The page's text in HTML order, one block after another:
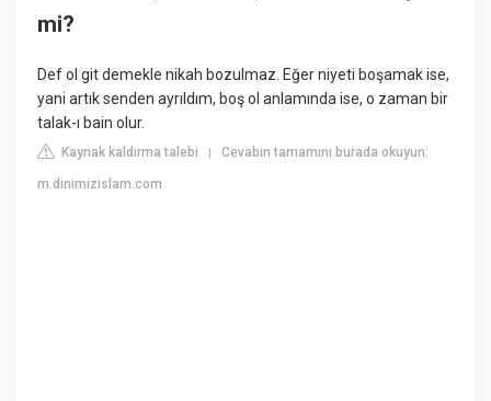
mi?
Def ol git demekle nikah bozulmaz. Eğer niyeti boşamak ise,
yani artık senden ayrıldım, boş ol anlamında ise, o zaman bir
talak-ı bain olur.
Kaynak kaldırma talebi |Cevabın tamamını burada okuyun:
m.dinimizislam.com